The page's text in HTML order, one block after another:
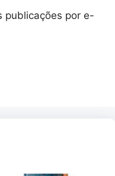
publicações por e-